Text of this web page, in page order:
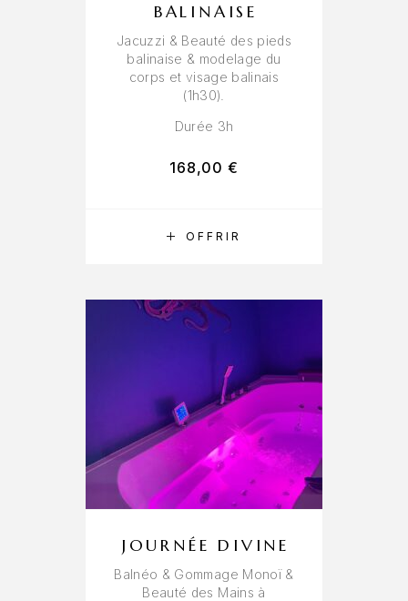
RÉSERVER
OFFRIR
BALINAISE
Jacuzzi & Beauté des pieds
balinaise & modelage du
corps et visage balinais
(1h30).
Durée 3h
168,00 €
JOURNÉE DIVINE
Balnéo & Gommage Monoï &
Beauté des Mains à